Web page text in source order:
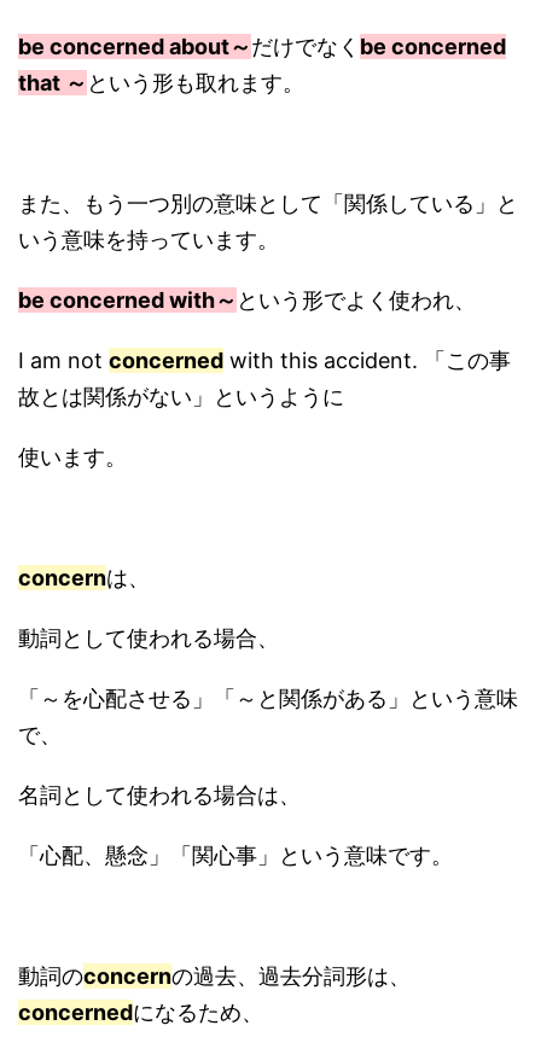
be concerned about～だけでなく be concerned
that ～ という形も取れます。
また、もう一つ別の意味として「関係している」と
いう意味を持っています。
be concerned with～ という形でよく使われ、
I am not concerned with this accident. 「この事
故とは関係がない」というように
使います。
concernは、
動詞として使われる場合、
「～を心配させる」「～と関係がある」という意味
で、
名詞として使われる場合は、
「心配、懸念」「関心事」という意味です。
動詞のconcernの過去、過去分詞形は、
concernedになるため、